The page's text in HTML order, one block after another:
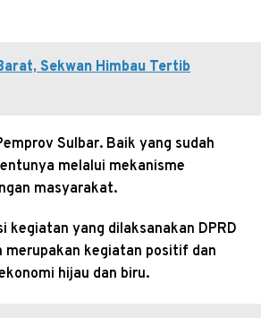
Sekwan Himbau Tertib
Sulbar. Baik yang sudah
melalui mekanisme
masyarakat.
kegiatan yang dilaksanakan DPRD
merupakan kegiatan positif dan
hijau dan biru.